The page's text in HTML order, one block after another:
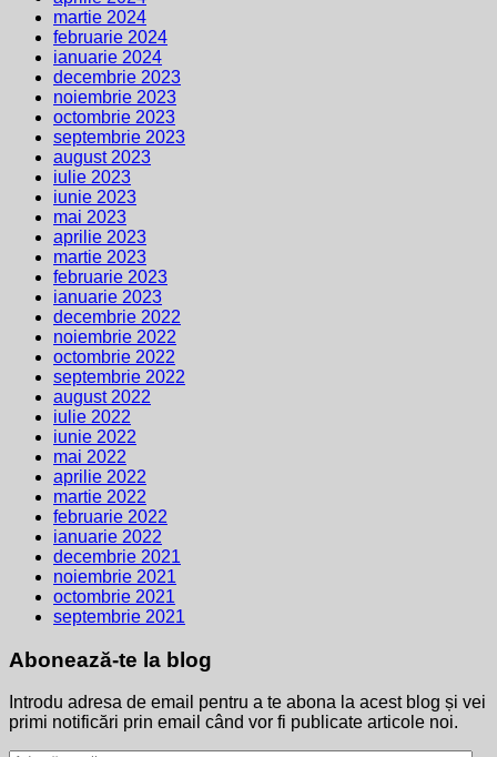
martie 2024
februarie 2024
ianuarie 2024
decembrie 2023
noiembrie 2023
octombrie 2023
septembrie 2023
august 2023
iulie 2023
iunie 2023
mai 2023
aprilie 2023
martie 2023
februarie 2023
ianuarie 2023
decembrie 2022
noiembrie 2022
octombrie 2022
septembrie 2022
august 2022
iulie 2022
iunie 2022
mai 2022
aprilie 2022
martie 2022
februarie 2022
ianuarie 2022
decembrie 2021
noiembrie 2021
octombrie 2021
septembrie 2021
Abonează-te la blog
Introdu adresa de email pentru a te abona la acest blog și vei
primi notificări prin email când vor fi publicate articole noi.